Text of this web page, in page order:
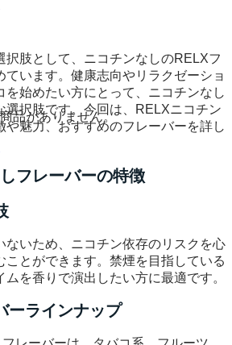
品がありません。
択肢として、ニコチンなしのRELXフ
ています。健康志向やリラクゼーショ
を始めたい方にとって、ニコチンなし
選択肢です。今回は、RELXニコチン
や魅力、おすすめのフレーバーを詳し
フレーバーの特徴
ないため、ニコチン依存のリスクを心
ことができます。禁煙を目指している
を香りで演出したい方に最適です。
ーラインナップ